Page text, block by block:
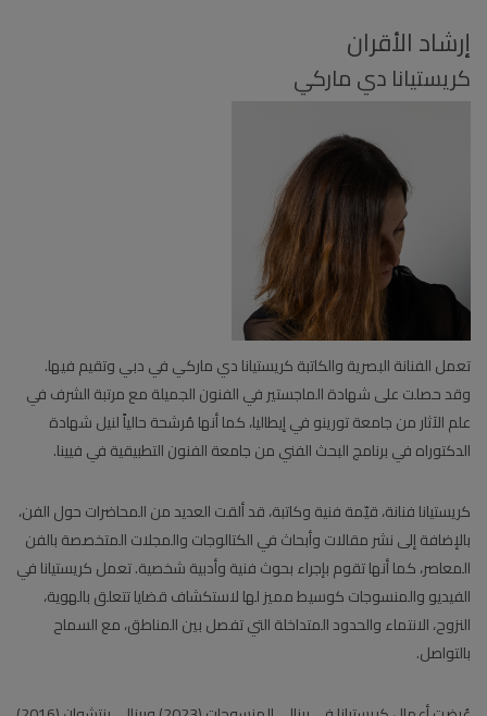
إرشاد الأقران
كريستيانا دي ماركي
تعمل الفنانة البصرية والكاتبة كريستيانا دي ماركي في دبي وتقيم فيها.
وقد حصلت على شهادة الماجستير في الفنون الجميلة مع مرتبة الشرف في
علم الآثار من جامعة تورينو في إيطاليا، كما أنها مُرشحة حالياً لنيل شهادة
الدكتوراه في برنامج البحث الفني من جامعة الفنون التطبيقية في فيينا.
كريستيانا فنانة، قيّمة فنية وكاتبة، قد ألقت العديد من المحاضرات حول الفن،
بالإضافة إلى نشر مقالات وأبحاث في الكتالوجات والمجلات المتخصصة بالفن
المعاصر، كما أنها تقوم بإجراء بحوث فنية وأدبية شخصية. تعمل كريستيانا في
الفيديو والمنسوجات كوسيط مميز لها لاستكشاف قضايا تتعلق بالهوية،
النزوح، الانتماء والحدود المتداخلة التي تفصل بين المناطق، مع السماح
بالتواصل.